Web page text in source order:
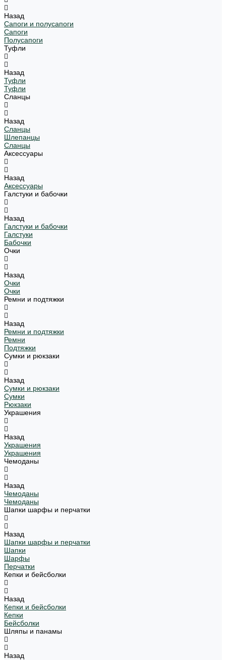
Назад
Сапоги и полусапоги
Сапоги
Полусапоги
Туфли
Назад
Туфли
Туфли
Сланцы
Назад
Сланцы
Шлепанцы
Сланцы
Аксессуары
Назад
Аксессуары
Галстуки и бабочки
Назад
Галстуки и бабочки
Галстуки
Бабочки
Очки
Назад
Очки
Очки
Ремни и подтяжки
Назад
Ремни и подтяжки
Ремни
Подтяжки
Сумки и рюкзаки
Назад
Сумки и рюкзаки
Сумки
Рюкзаки
Украшения
Назад
Украшения
Украшения
Чемоданы
Назад
Чемоданы
Чемоданы
Шапки шарфы и перчатки
Назад
Шапки шарфы и перчатки
Шапки
Шарфы
Перчатки
Кепки и бейсболки
Назад
Кепки и бейсболки
Кепки
Бейсболки
Шляпы и панамы
Назад